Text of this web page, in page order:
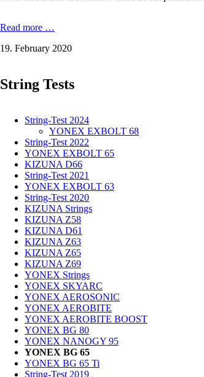
Read more …
65
mm
test
19. February 2020
String Tests
String-Test 2024
YONEX EXBOLT 68
String-Test 2022
YONEX EXBOLT 65
KIZUNA D66
String-Test 2021
YONEX EXBOLT 63
String-Test 2020
KIZUNA Strings
KIZUNA Z58
KIZUNA D61
KIZUNA Z63
KIZUNA Z65
KIZUNA Z69
YONEX Strings
YONEX SKYARC
YONEX AEROSONIC
YONEX AEROBITE
YONEX AEROBITE BOOST
YONEX BG 80
YONEX NANOGY 95
YONEX BG 65
YONEX BG 65 Ti
String-Test 2019